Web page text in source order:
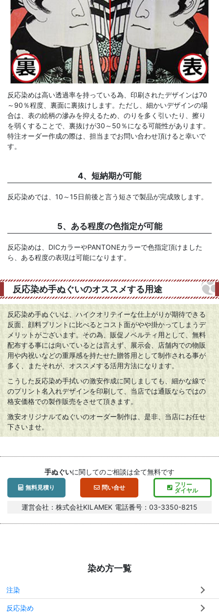
反応染めは高い透過率を持っている為、印刷されたデザインは70
～90％程度、裏面に裏抜けします。ただし、細かいデザインの場
合は、表の絵柄の滲みを抑えるため、のりを多く引いたり、擦り
を弱くすることで、裏抜けが30～50％になる可能性があります。
特注オーダー作成の際は、担当までお問い合わせ頂けると幸いで
す。
4、短納期が可能
反応染めでは、10～15日前後と言う短さで製品が完成致します。
5、ある程度の色指定が可能
反応染めは、DICカラーやPANTONEカラーで色指定頂けました
ら、ある程度の表現は可能になります。
反応染め手ぬぐいのオススメする用途
反応染め手ぬぐいは、ハイクオリテイーな仕上がりが期待できる
反面、顔料プリントに比べるとコスト面がやや掛かってしまうデ
メリットがございます。その為、販促ノベルティ用として、無料
配布する事には向いているとは言えず、展示会、店舗内での物販
用や内祝いなどの重厚感を持たせた贈答用として制作される事が
多く、またそれが、オススメする活用方法になります。
こうした反応染め手拭いの激安作成に関しましても、細かな線で
のプリント名入れデザインを印刷して、当店では通販ならではの
格安価格での製作販売をさせて頂きます。
激安オリジナルてぬぐいのオーダー制作は、是非、当店にお任せ
下さいませ。
手ぬぐいに関してのご相談は全て無料です
無料見積り 問い合せ
フリー
ダイヤル
運営会社： 株式会社KILAMEK 電話番号： 03-3350-8215
染め方一覧
注染
反応染め